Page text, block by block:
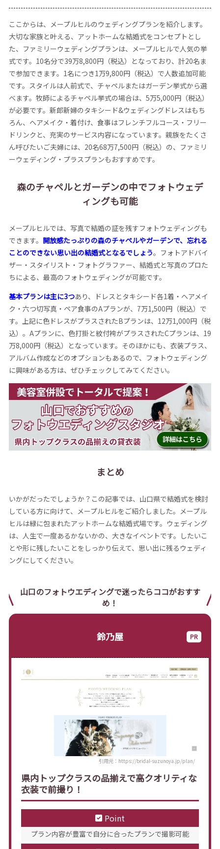
ここからは、メープルヒルのウェディングプランを紹介します。
大切な家族と叶える、アットホームな結婚式をコンセプトとし
た、ファミリーウェディングプランは、メープルヒルで人気の挙
式です。10名分で39万8,800円（税込）となっており、計20名ま
で参加できます。1名につき1万9,800円（税込）で人数追加可能
です。スタイルは人前式で、チャペルまたはガーデン挙式から選
べます。牧師によるチャペル挙式の場合は、5万5,000円（税込）
が必要です。新郎新婦のタキシード&ウェディングドレスはもち
ろん、ヘアメイク・着付け、食事はフレンチフルコース・フリー
ドリンクと、充実のサービス内容になっています。親族をたくさ
ん呼びたいご夫婦には、20名68万7,500円（税込）の、ファミリ
ーウェディング・プラスプランもおすすめです。
森のチャペルとガーデンの中でフォトウェデ
ィングも可能
メープルヒルでは、写真で結婚の証を残すフォトウェディングも
できます。 開放感たっぷりの森のチャペルやガーデンで、忘れる
ことのできない思い出の結婚式となるでしょう。フォトアドバイ
ザー・スタイリスト・フォトグラファー、結婚式と写真のプロた
ちによる、最高のフォトウェディングが可能です。
基本プランは主に3つあり、ドレスとタキシード各1着・ヘアメイ
ク・六つ切写真・ペア食事のAプランが、7万1,500円（税込）で
す。上記に色ドレスがプラスされたBプランは、12万1,000円（税
込）。Aプランに、色打掛と紋付袴がプラスされたCプランは、19
万8,000円（税込）となっています。そのほかにも、衣装プラス、
アルバム作成などのオプションもあるので、フォトウェディング
に興味がある方は、ぜひチェックしてみてください。
まとめ
いかがだったでしょうか？この記事では、山口県で結婚式を検討
している方に向けて、メープルヒルをご紹介しました。メープル
ヒルは緑に包まれたアットホームな結婚式場です。ウェディング
は、人生で一度あるかないかの、大きなイベントです。したいこ
とや形に残したいことをしっかり伝えて、思い出に残るウェディ
ングにしてください。
山口のフォトウエディングで迷ったらココがおすす
め！
鈴乃屋
引用元：https://bridal-suzunoya.jp/plan/
県内トップクラスの品揃えで高クオリティな
衣装で前撮り！
Point
プラン内容が豊富で自分に合ったプランで撮影可能